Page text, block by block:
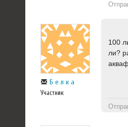
Б е л к а
Участник
100
ли?